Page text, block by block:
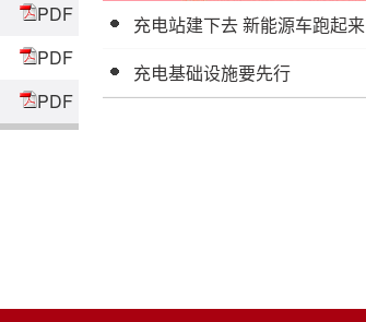
PDF
PDF
PDF
充电站建下去 新能源车跑起来
充电基础设施要先行